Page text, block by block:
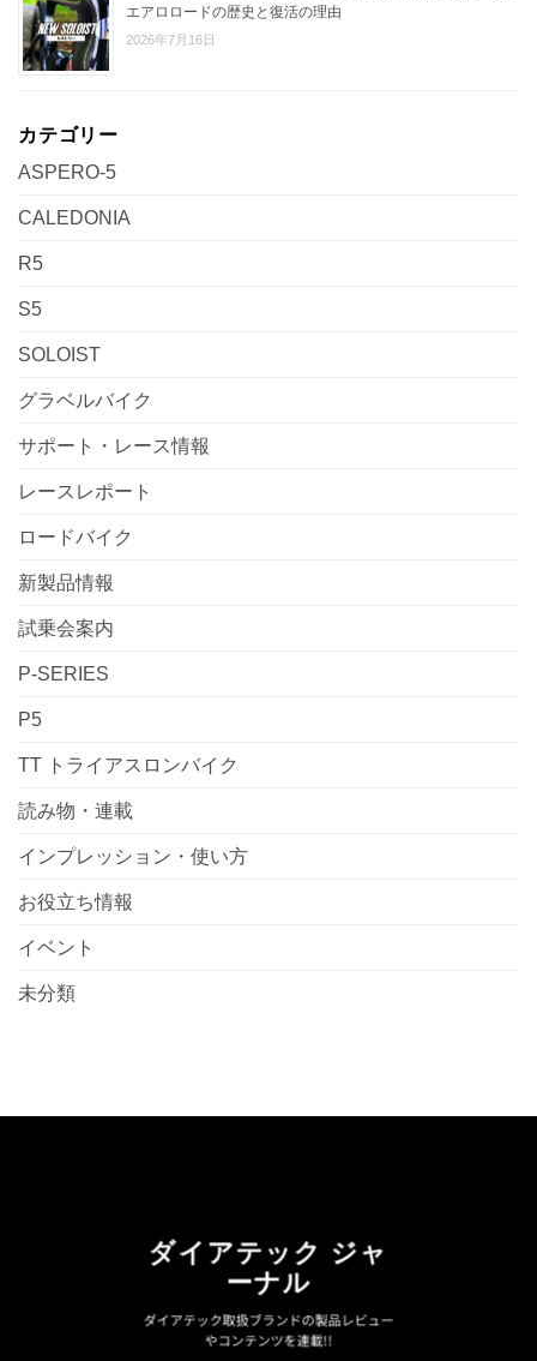
エアロロードの歴史と復活の理由
2026年7月16日
カテゴリー
ASPERO-5
CALEDONIA
R5
S5
SOLOIST
グラベルバイク
サポート・レース情報
レースレポート
ロードバイク
新製品情報
試乗会案内
P-SERIES
P5
TT トライアスロンバイク
読み物・連載
インプレッション・使い方
お役立ち情報
イベント
未分類
ダイアテック ジャ
ーナル
ダイアテック取扱ブランドの製品レビュー
やコンテンツを連載!!